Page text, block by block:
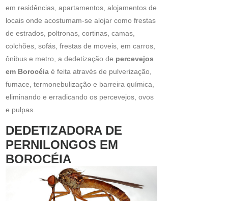
em residências, apartamentos, alojamentos de
locais onde acostumam-se alojar como frestas
de estrados, poltronas, cortinas, camas,
colchões, sofás, frestas de moveis, em carros,
ônibus e metro, a dedetização de percevejos
em Borocéia é feita através de pulverização,
fumace, termonebulização e barreira química,
eliminando e erradicando os percevejos, ovos
e pulpas.
DEDETIZADORA DE
PERNILONGOS EM
BOROCÉIA